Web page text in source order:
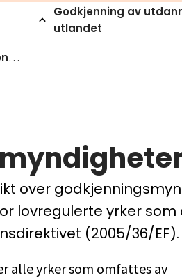
Godkjenning av
utlandet
Oversikt over godkjenningsmyndigheter
over
lovregulerte yrker som
(2005/36/EF).
alle yrker som omfattes av